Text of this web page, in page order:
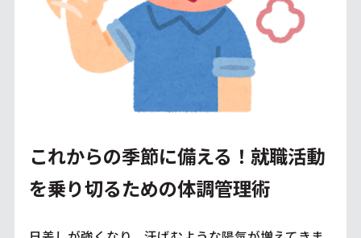
これからの季節に備える！就職活動
を乗り切るための体調管理術